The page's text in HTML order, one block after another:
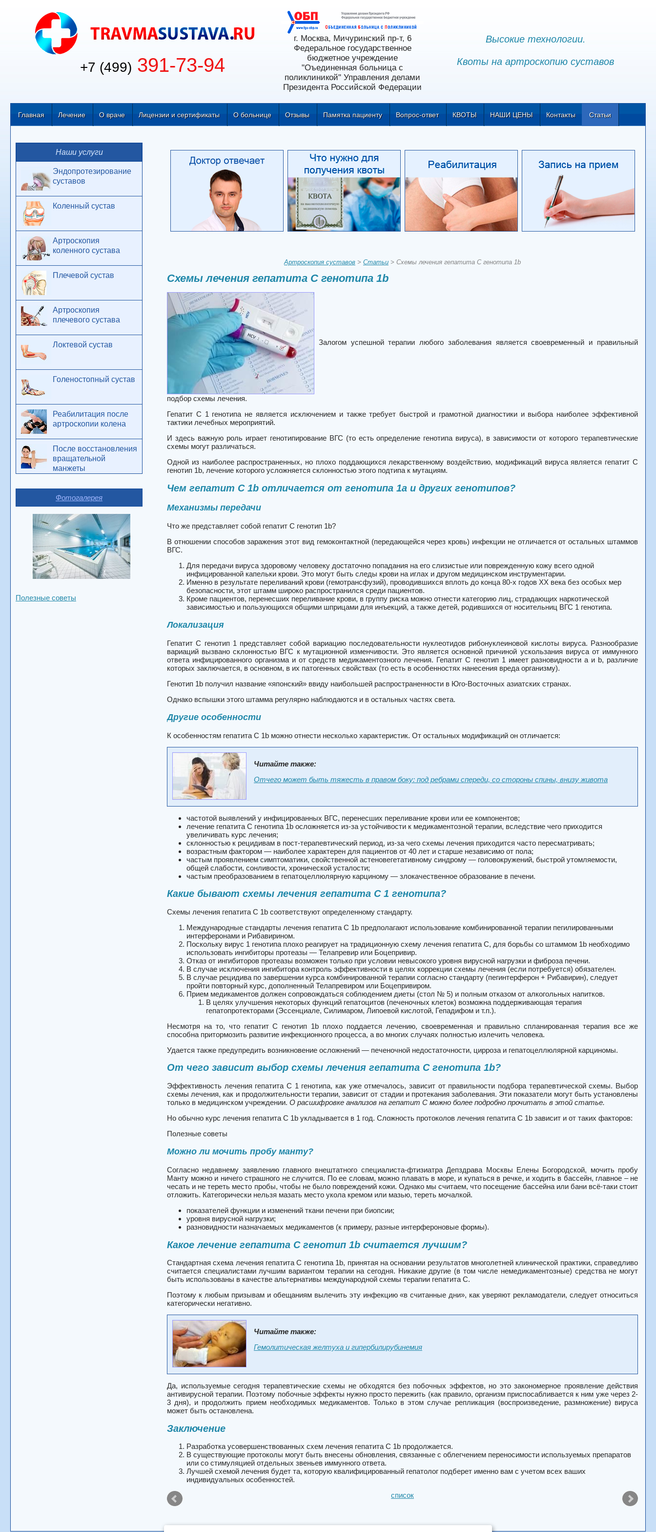
+7 (499) 391-73-94
Высокие технологии.
Квоты на артроскопию суставов
г. Москва, Мичуринский пр-т, 6
Федеральное государственное
бюджетное учреждение
"Оъединенная больница с
поликлиникой" Управления делами
Президента Российской Федерации
Главная Лечение О враче Лицензии и сертификаты О больнице Отзывы Памятка пациенту Вопрос-ответ КВОТЫ НАШИ ЦЕНЫ Контакты Статьи
Артроскопия суставов > Статьи > Схемы лечения гепатита С генотипа 1b
Схемы лечения гепатита С генотипа 1b
Залогом успешной терапии любого заболевания является своевременный и правильный
подбор схемы лечения.
Гепатит C 1 генотипа не является исключением и также требует быстрой и грамотной диагностики и выбора наиболее эффективной
тактики лечебных мероприятий.
И здесь важную роль играет генотипирование ВГС (то есть определение генотипа вируса), в зависимости от которого терапевтические
схемы могут различаться.
Одной из наиболее распространенных, но плохо поддающихся лекарственному воздействию, модификаций вируса является гепатит C
генотип 1b, лечение которого усложняется склонностью этого подтипа к мутациям.
Чем гепатит C 1b отличается от генотипа 1a и других генотипов?
Механизмы передачи
Что же представляет собой гепатит C генотип 1b?
В отношении способов заражения этот вид гемоконтактной (передающейся через кровь) инфекции не отличается от остальных штаммов
ВГС.
Для передачи вируса здоровому человеку достаточно попадания на его слизистые или поврежденную кожу всего одной
инфицированной капельки крови. Это могут быть следы крови на иглах и другом медицинском инструментарии.
Именно в результате переливаний крови (гемотрансфузий), проводившихся вплоть до конца 80-х годов XX века без особых мер
безопасности, этот штамм широко распространился среди пациентов.
Кроме пациентов, перенесших переливание крови, в группу риска можно отнести категорию лиц, страдающих наркотической
зависимостью и пользующихся общими шприцами для инъекций, а также детей, родившихся от носительниц ВГС 1 генотипа.
Локализация
Гепатит C генотип 1 представляет собой вариацию последовательности нуклеотидов рибонуклеиновой кислоты вируса. Разнообразие
вариаций вызвано склонностью ВГС к мутационной изменчивости. Это является основной причиной ускользания вируса от иммунного
ответа инфицированного организма и от средств медикаментозного лечения. Гепатит C генотип 1 имеет разновидности a и b, различие
которых заключается, в основном, в их патогенных свойствах (то есть в особенностях нанесения вреда организму).
Генотип 1b получил название «японский» ввиду наибольшей распространенности в Юго-Восточных азиатских странах.
Однако вспышки этого штамма регулярно наблюдаются и в остальных частях света.
Другие особенности
К особенностям гепатита С 1b можно отнести несколько характеристик. От остальных модификаций он отличается:
Читайте также:
Отчего может быть тяжесть в правом боку: под ребрами спереди, со стороны спины, внизу живота
частотой выявлений у инфицированных ВГС, перенесших переливание крови или ее компонентов;
лечение гепатита C генотипа 1b осложняется из-за устойчивости к медикаментозной терапии, вследствие чего приходится
увеличивать курс лечения;
склонностью к рецидивам в пост-терапевтический период, из-за чего схемы лечения приходится часто пересматривать;
возрастным фактором — наиболее характерен для пациентов от 40 лет и старше независимо от пола;
частым проявлением симптоматики, свойственной астеновегетативному синдрому — головокружений, быстрой утомляемости,
общей слабости, сонливости, хронической усталости;
частым преобразованием в гепатоцеллюлярную карциному — злокачественное образование в печени.
Какие бывают схемы лечения гепатита C 1 генотипа?
Схемы лечения гепатита C 1b соответствуют определенному стандарту.
Международные стандарты лечения гепатита C 1b предполагают использование комбинированной терапии пегилированными
интерферонами и Рибавирином.
Поскольку вирус 1 генотипа плохо реагирует на традиционную схему лечения гепатита C, для борьбы со штаммом 1b необходимо
использовать ингибиторы протеазы — Телапревир или Боцепривир.
Отказ от ингибиторов протеазы возможен только при условии невысокого уровня вирусной нагрузки и фиброза печени.
В случае исключения ингибитора контроль эффективности в целях коррекции схемы лечения (если потребуется) обязателен.
В случае рецидива по завершении курса комбинированной терапии согласно стандарту (пегинтерферон + Рибавирин), следует
пройти повторный курс, дополненный Телапревиром или Боцепривиром.
Прием медикаментов должен сопровождаться соблюдением диеты (стол № 5) и полным отказом от алкогольных напитков.
В целях улучшения некоторых функций гепатоцитов (печеночных клеток) возможна поддерживающая терапия
гепатопротекторами (Эссенциале, Силимаром, Липоевой кислотой, Гепадифом и т.п.).
Несмотря на то, что гепатит C генотип 1b плохо поддается лечению, своевременная и правильно спланированная терапия все же
способна притормозить развитие инфекционного процесса, а во многих случаях полностью излечить человека.
Удается также предупредить возникновение осложнений — печеночной недостаточности, цирроза и гепатоцеллюлярной карциномы.
От чего зависит выбор схемы лечения гепатита C генотипа 1b?
Эффективность лечения гепатита C 1 генотипа, как уже отмечалось, зависит от правильности подбора терапевтической схемы. Выбор
схемы лечения, как и продолжительности терапии, зависит от стадии и протекания заболевания. Эти показатели могут быть установлены
только в медицинском учреждении. О расшифровке анализов на гепатит С можно более подробно прочитать в этой статье.
Но обычно курс лечения гепатита C 1b укладывается в 1 год. Сложность протоколов лечения гепатита C 1b зависит и от таких факторов:
Полезные советы
Можно ли мочить пробу манту?
Согласно недавнему заявлению главного внештатного специалиста-фтизиатра Депздрава Москвы Елены Богородской, мочить пробу
Манту можно и ничего страшного не случится. По ее словам, можно плавать в море, и купаться в речке, и ходить в бассейн, главное – не
чесать и не тереть место пробы, чтобы не было повреждений кожи. Однако мы считаем, что посещение бассейна или бани всё-таки стоит
отложить. Категорически нельзя мазать место укола кремом или мазью, тереть мочалкой.
показателей функции и изменений ткани печени при биопсии;
уровня вирусной нагрузки;
разновидности назначаемых медикаментов (к примеру, разные интерфероновые формы).
Какое лечение гепатита C генотип 1b считается лучшим?
Стандартная схема лечения гепатита C генотипа 1b, принятая на основании результатов многолетней клинической практики, справедливо
считается специалистами лучшим вариантом терапии на сегодня. Никакие другие (в том числе немедикаментозные) средства не могут
быть использованы в качестве альтернативы международной схемы терапии гепатита C.
Поэтому к любым призывам и обещаниям вылечить эту инфекцию «в считанные дни», как уверяют рекламодатели, следует относиться
категорически негативно.
Читайте также:
Гемолитическая желтуха и гипербилирубинемия
Да, используемые сегодня терапевтические схемы не обходятся без побочных эффектов, но это закономерное проявление действия
антивирусной терапии. Поэтому побочные эффекты нужно просто пережить (как правило, организм приспосабливается к ним уже через 2-
3 дня), и продолжить прием необходимых медикаментов. Только в этом случае репликация (воспроизведение, размножение) вируса
может быть остановлена.
Заключение
Разработка усовершенствованных схем лечения гепатита C 1b продолжается.
В существующие протоколы могут быть внесены обновления, связанные с облегчением переносимости используемых препаратов
или со стимуляцией отдельных звеньев иммунного ответа.
Лучшей схемой лечения будет та, которую квалифицированный гепатолог подберет именно вам с учетом всех ваших
индивидуальных особенностей.
список
Наши услуги
Эндопротезирование
суставов
Коленный сустав
Артроскопия
коленного сустава
Плечевой сустав
Артроскопия
плечевого сустава
Локтевой сустав
Голеностопный сустав
Реабилитация после
артроскопии колена
После восстановления
вращательной
манжеты
Фотогалерея
Полезные советы